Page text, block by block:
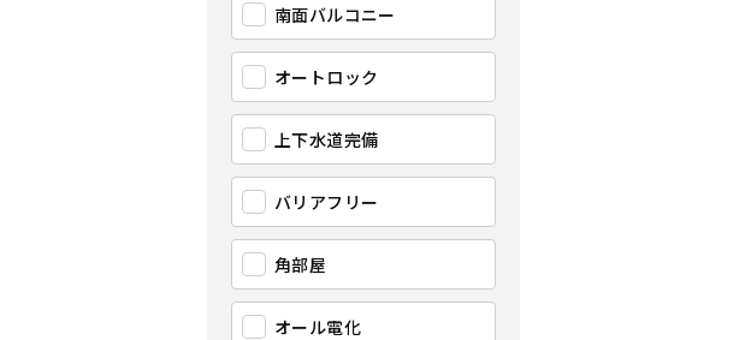
南面バルコニー
オートロック
上下水道完備
バリアフリー
角部屋
オール電化